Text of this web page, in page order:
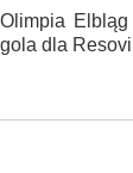
Olimpia Elbląg
gola dla